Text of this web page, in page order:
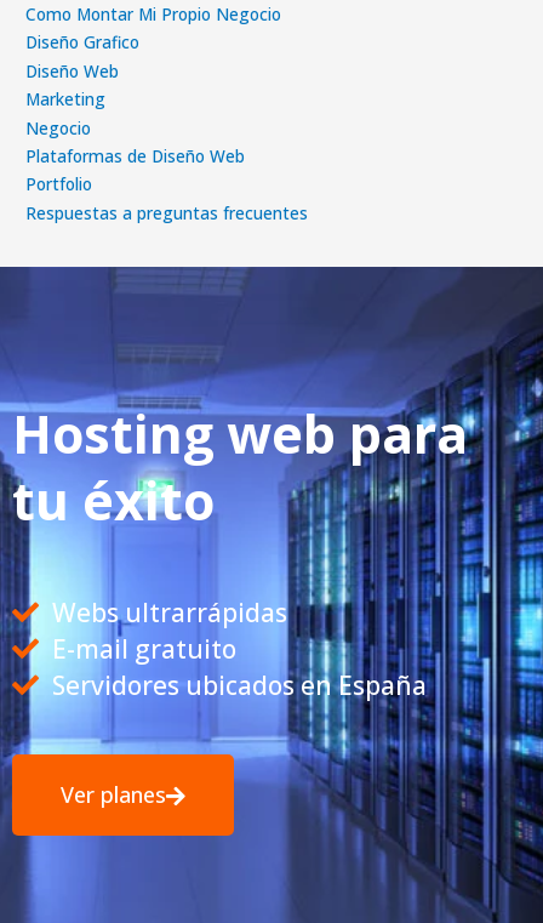
Como Montar Mi Propio Negocio
Diseño Grafico
Diseño Web
Marketing
Negocio
Plataformas de Diseño Web
Portfolio
Respuestas a preguntas frecuentes
Hosting web para
tu éxito
Webs ultrarrápidas
E-mail gratuito
Servidores ubicados en España
Ver planes